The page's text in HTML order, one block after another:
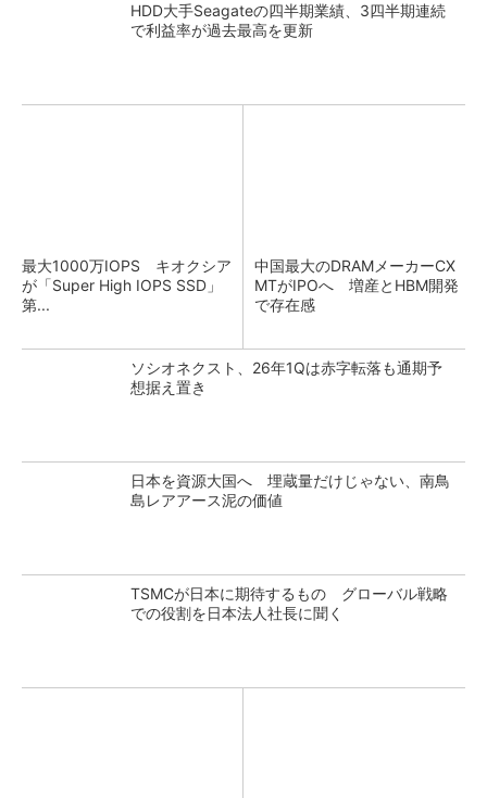
HDD大手Seagateの四半期業績、3四半期連続
で利益率が過去最高を更新
最大1000万IOPS キオクシア
が「Super High IOPS SSD」
第...
中国最大のDRAMメーカーCX
MTがIPOへ 増産とHBM開発
で存在感
ソシオネクスト、26年1Qは赤字転落も通期予
想据え置き
日本を資源大国へ 埋蔵量だけじゃない、南鳥
島レアアース泥の価値
TSMCが日本に期待するもの グローバル戦略
での役割を日本法人社長に聞く